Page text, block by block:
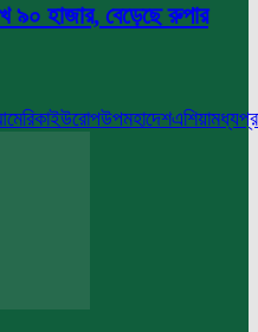
৯০ হাজার, বেড়েছে রুপার
ইউরোপউপমহাদেশএশিয়া